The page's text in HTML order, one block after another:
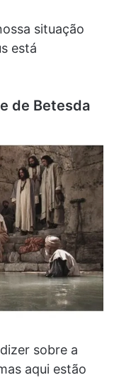
situação
está
de Betesda
sobre a
aqui estão